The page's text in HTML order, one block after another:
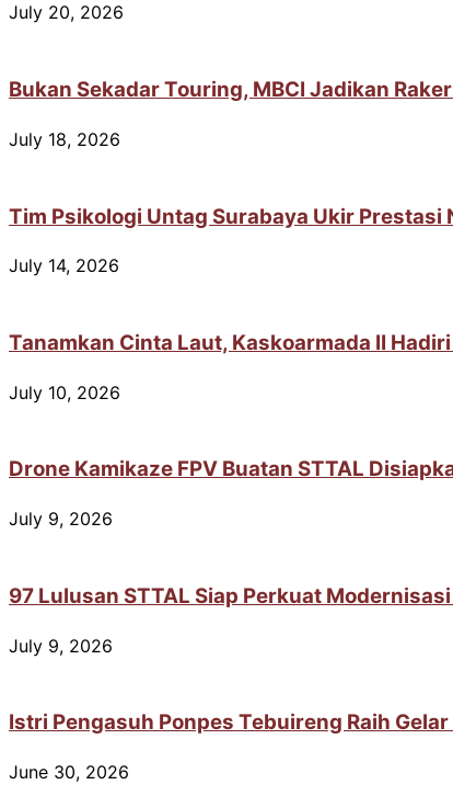
July 20, 2026
Bukan Sekadar Touring, MBCI Jadikan
July 18, 2026
Tim Psikologi Untag Surabaya Ukir Prestasi
July 14, 2026
Tanamkan Cinta Laut, Kaskoarmada II
July 10, 2026
Drone Kamikaze FPV Buatan STTAL
July 9, 2026
97 Lulusan STTAL Siap Perkuat
July 9, 2026
Istri Pengasuh Ponpes Tebuireng Raih
June 30, 2026